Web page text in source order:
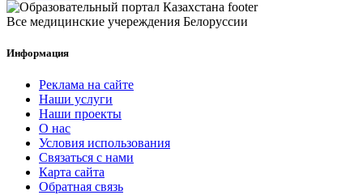
Все медицинские учереждения Белоруссии
Информация
Реклама на сайте
Наши услуги
Наши проекты
О нас
Условия использования
Связаться с нами
Карта сайта
Обратная связь